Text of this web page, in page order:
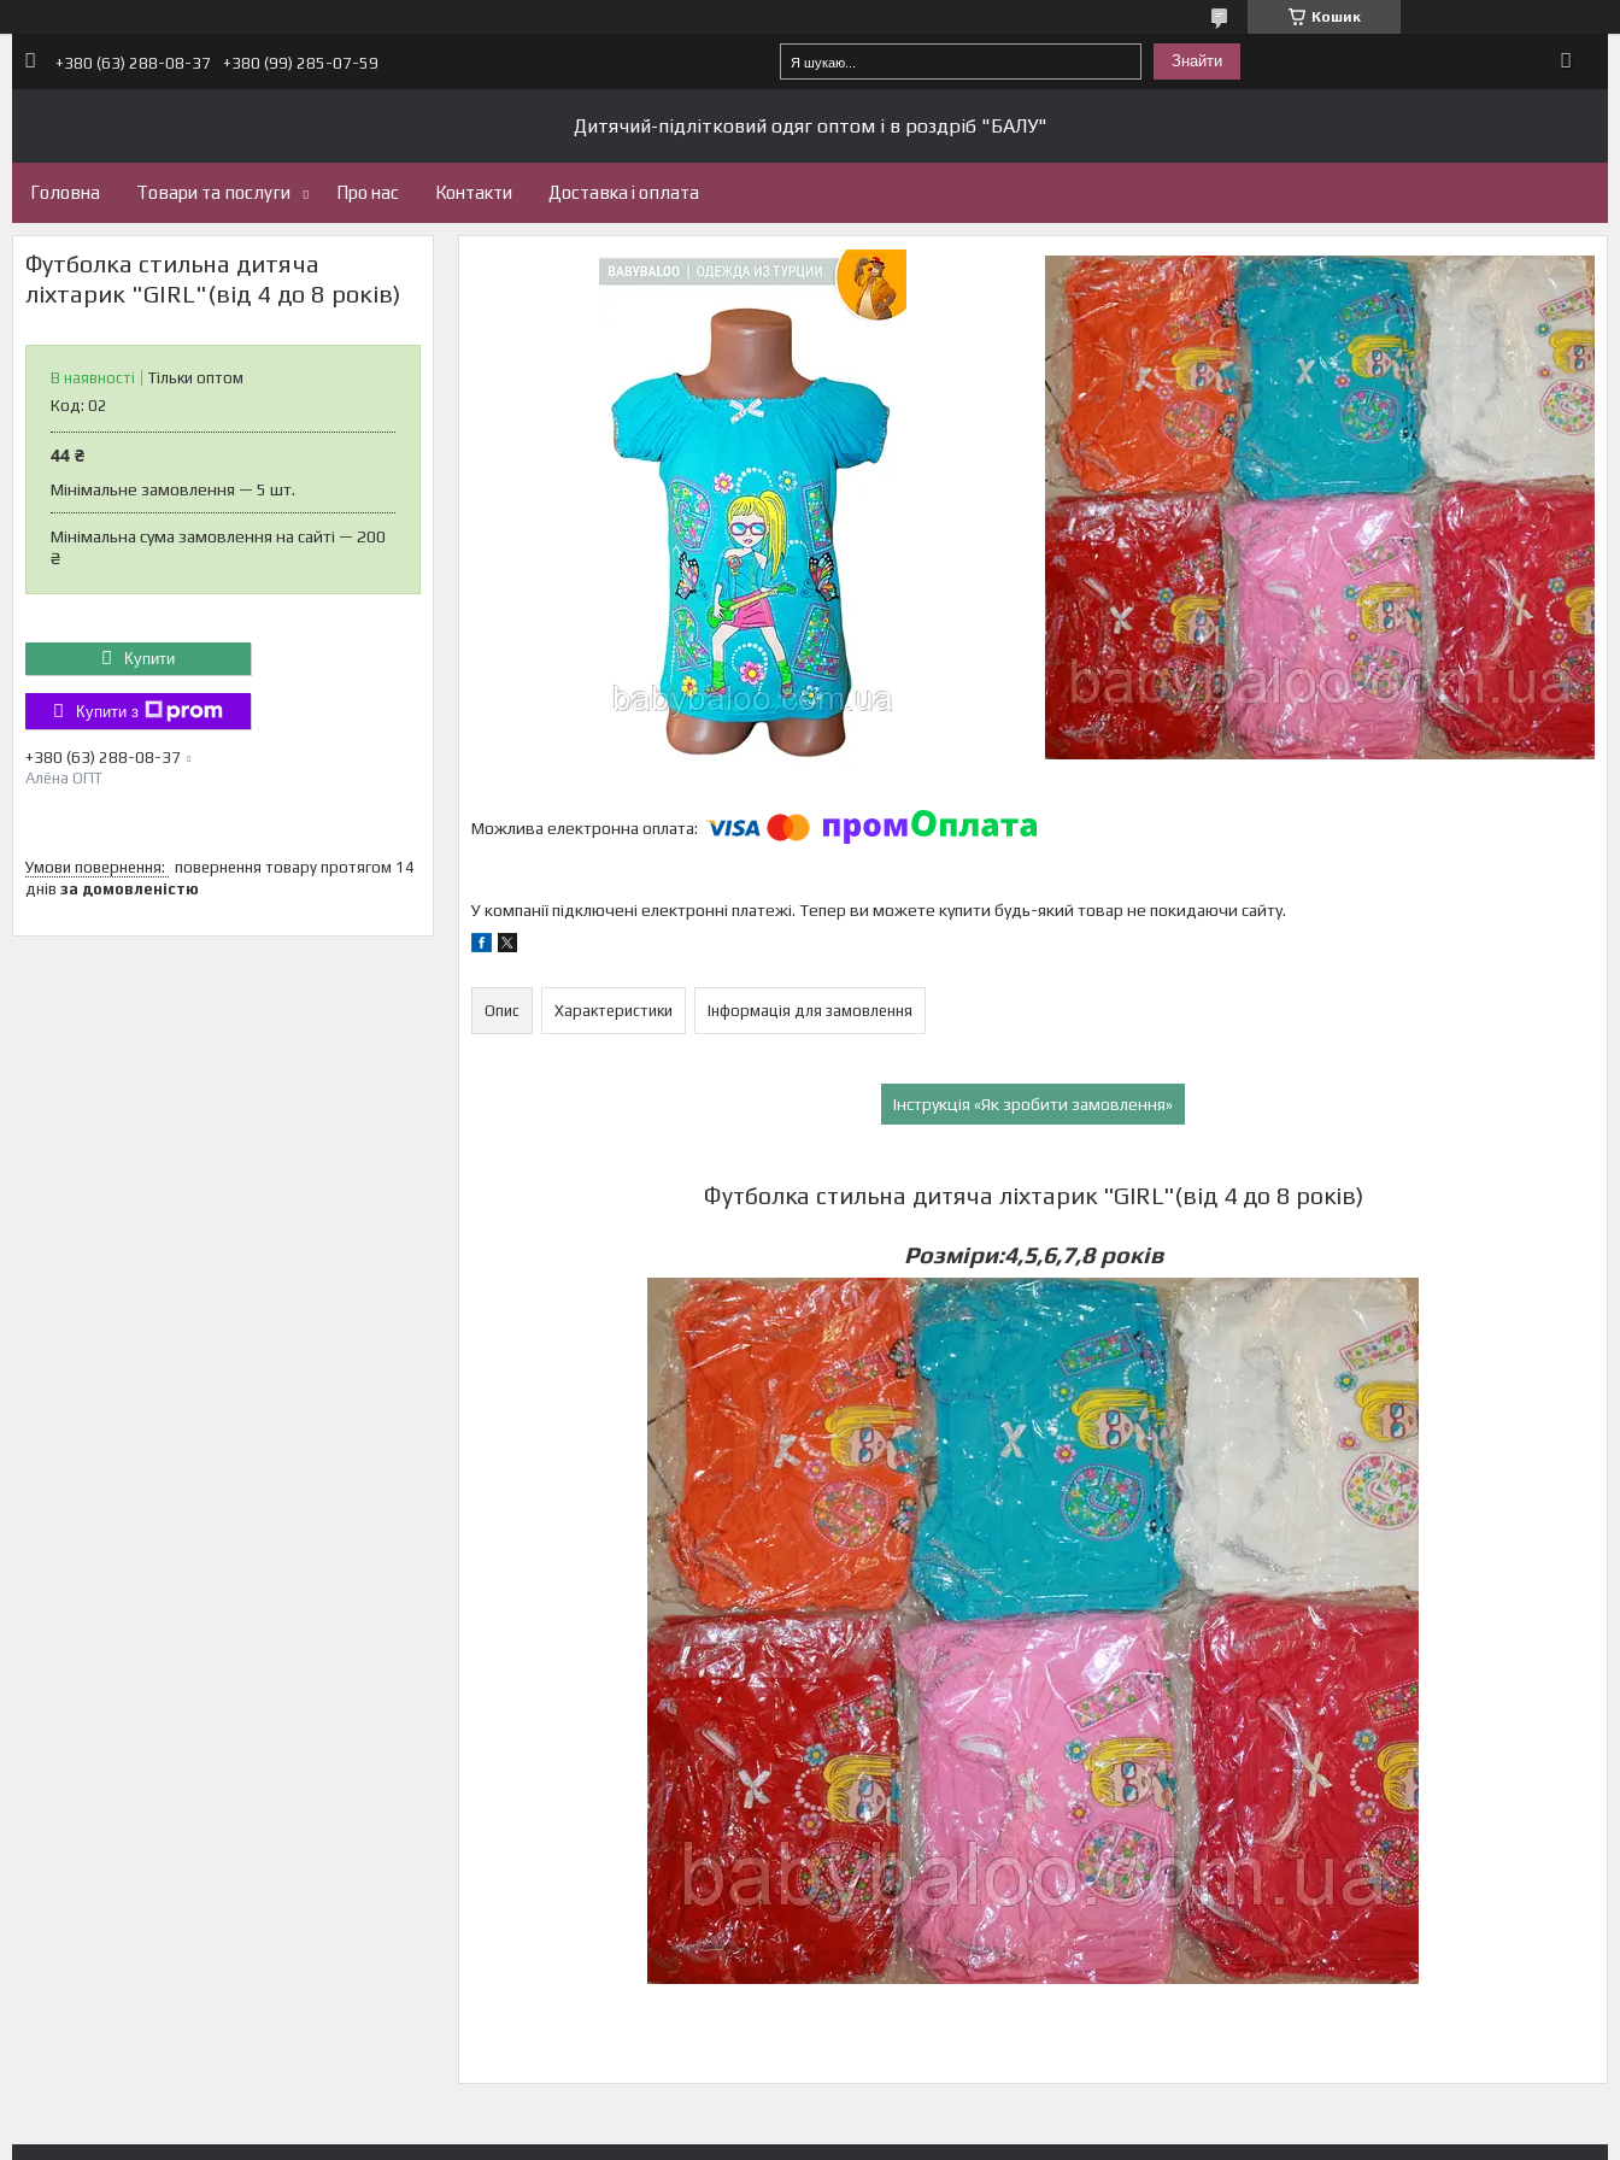
Кошик
+380 (63) 288-08-37 +380 (99) 285-07-59 Знайти
Дитячий-підлітковий одяг оптом і в роздріб "БАЛУ"
Головна Товари та послуги Про нас Контакти Доставка і оплата
Футболка стильна дитяча
ліхтарик "GIRL"(від 4 до 8 років)
В наявності
Тільки оптом
Код: 02
44 ₴
Мінімальне замовлення — 5 шт.
Мінімальна сума замовлення на сайті — 200
₴
Купити
Купити з
+380 (63) 288-08-37
Алёна ОПТ
повернення товару протягом 14
днів за домовленістю
У компанії підключені електронні платежі. Тепер ви можете купити будь-який товар не покидаючи сайту.
Опис Характеристики Інформація для замовлення
Інструкція «Як зробити замовлення»
Футболка стильна дитяча ліхтарик "GIRL"(від 4 до 8 років)
Розміри:4,5,6,7,8 років